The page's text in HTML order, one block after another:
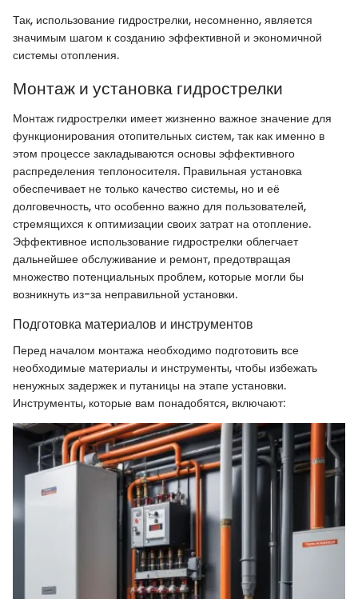
Так, использование гидрострелки, несомненно, является
значимым шагом к созданию эффективной и экономичной
системы отопления.
Монтаж и установка гидрострелки
Монтаж гидрострелки имеет жизненно важное значение для
функционирования отопительных систем, так как именно в
этом процессе закладываются основы эффективного
распределения теплоносителя. Правильная установка
обеспечивает не только качество системы, но и её
долговечность, что особенно важно для пользователей,
стремящихся к оптимизации своих затрат на отопление.
Эффективное использование гидрострелки облегчает
дальнейшее обслуживание и ремонт, предотвращая
множество потенциальных проблем, которые могли бы
возникнуть из-за неправильной установки.
Подготовка материалов и инструментов
Перед началом монтажа необходимо подготовить все
необходимые материалы и инструменты, чтобы избежать
ненужных задержек и путаницы на этапе установки.
Инструменты, которые вам понадобятся, включают: